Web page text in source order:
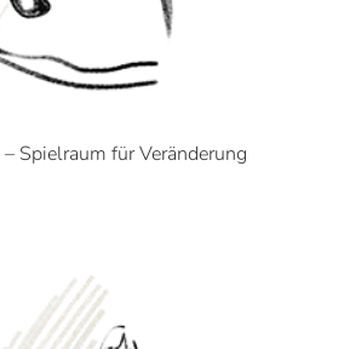
Spielraum für Veränderung